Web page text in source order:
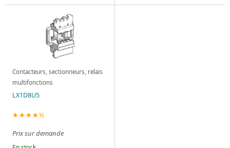
Contacteurs, sectionneurs, relais
multifonctions
LX1D8U5
★★★★½
Prix sur demande